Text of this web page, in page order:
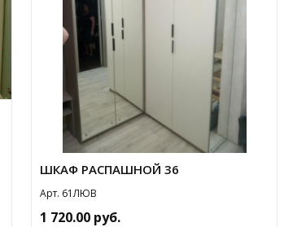
ШКАФ РАСПАШНОЙ 36
Арт. 61ЛЮВ
1 720.00 руб.